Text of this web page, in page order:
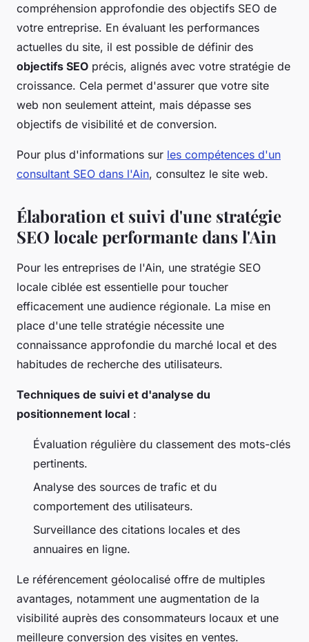
compréhension approfondie des objectifs SEO de
votre entreprise. En évaluant les performances
actuelles du site, il est possible de définir des
objectifs SEO précis, alignés avec votre stratégie de
croissance. Cela permet d'assurer que votre site
web non seulement atteint, mais dépasse ses
objectifs de visibilité et de conversion.
Pour plus d'informations sur les compétences d'un
consultant SEO dans l'Ain, consultez le site web.
Élaboration et suivi d'une stratégie
SEO locale performante dans l'Ain
Pour les entreprises de l'Ain, une stratégie SEO
locale ciblée est essentielle pour toucher
efficacement une audience régionale. La mise en
place d'une telle stratégie nécessite une
connaissance approfondie du marché local et des
habitudes de recherche des utilisateurs.
Techniques de suivi et d'analyse du
positionnement local :
Évaluation régulière du classement des mots-clés
pertinents.
Analyse des sources de trafic et du
comportement des utilisateurs.
Surveillance des citations locales et des
annuaires en ligne.
Le référencement géolocalisé offre de multiples
avantages, notamment une augmentation de la
visibilité auprès des consommateurs locaux et une
meilleure conversion des visites en ventes.